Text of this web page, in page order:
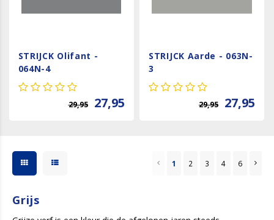
STRIJCK Olifant -
064N-4
29,95 27,95
STRIJCK Aarde - 063N-
3
29,95 27,95
1 2 3 4 6
Grijs